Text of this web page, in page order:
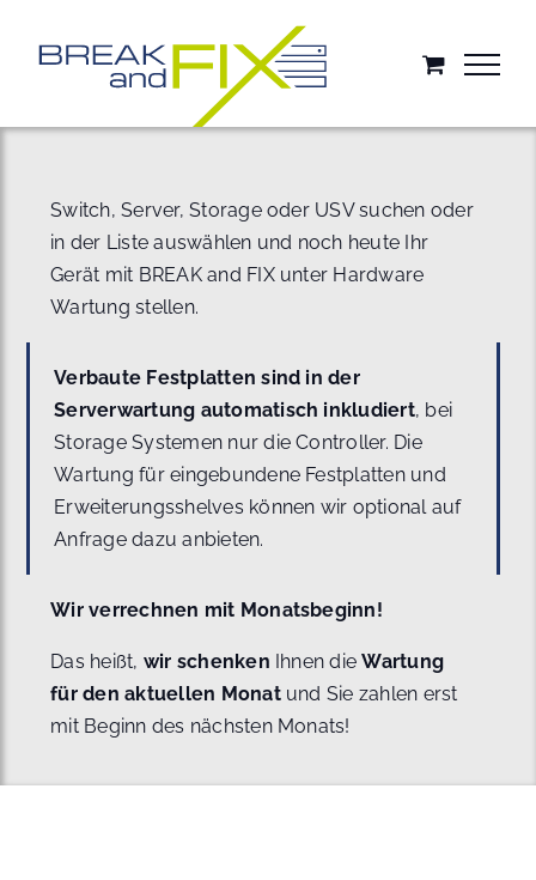
springen
Switch, Server, Storage oder USV suchen oder
in der Liste auswählen und noch heute Ihr
Gerät mit BREAK and FIX unter Hardware
Wartung stellen.
Verbaute Festplatten sind in der
Serverwartung automatisch inkludiert, bei
Storage Systemen nur die Controller. Die
Wartung für eingebundene Festplatten und
Erweiterungsshelves können wir optional auf
Anfrage dazu anbieten.
Wir verrechnen mit Monatsbeginn!
Das heißt, wir schenken Ihnen dieWartung
für den aktuellen Monat und Sie zahlen erst
mit Beginn des nächsten Monats!